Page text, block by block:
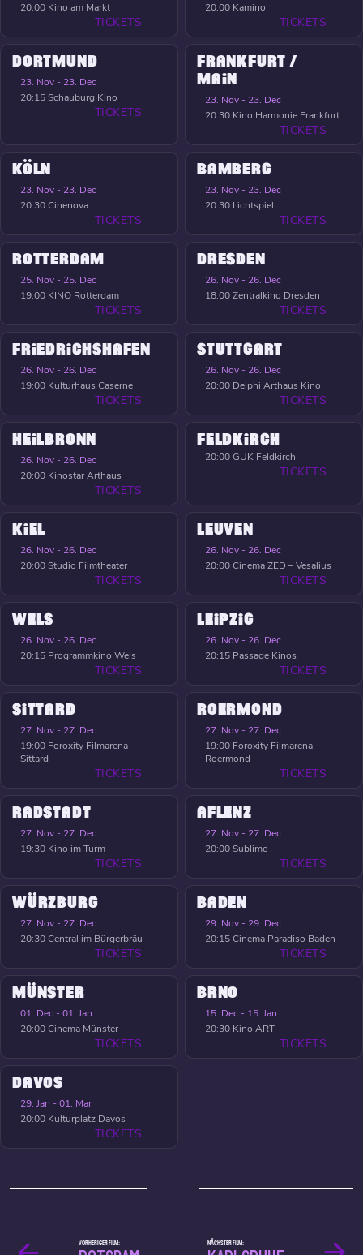
20:00 Kino am Markt
TICKETS
20:00 Kamino
TICKETS
DORTMUND
23. Nov - 23. Dec
20:15Schauburg Kino
TICKETS
FRANKFURT /
MAIN
23. Nov - 23. Dec
20:30 Kino Harmonie Frankfurt
TICKETS
KÖLN
23. Nov - 23. Dec
20:30Cinenova
TICKETS
BAMBERG
23. Nov - 23. Dec
20:30 Lichtspiel
TICKETS
ROTTERDAM
25. Nov - 25. Dec
19:00 KINO Rotterdam
TICKETS
DRESDEN
26. Nov - 26. Dec
18:00Zentralkino Dresden
TICKETS
FRIEDRICHSHAFEN
26. Nov - 26. Dec
19:00 Kulturhaus Caserne
TICKETS
STUTTGART
26. Nov - 26. Dec
20:00 Delphi Arthaus Kino
TICKETS
HEILBRONN
26. Nov - 26. Dec
20:00 Kinostar Arthaus
TICKETS
FELDKIRCH
20:00GUK Feldkirch
TICKETS
KIEL
26. Nov - 26. Dec
20:00Studio Filmtheater
TICKETS
LEUVEN
26. Nov - 26. Dec
20:00Cinema ZED – Vesalius
TICKETS
WELS
26. Nov - 26. Dec
20:15 Programmkino Wels
TICKETS
LEIPZIG
26. Nov - 26. Dec
20:15 Passage Kinos
TICKETS
SITTARD
27. Nov - 27. Dec
19:00 Foroxity Filmarena
Sittard
TICKETS
ROERMOND
27. Nov - 27. Dec
19:00 Foroxity Filmarena
Roermond
TICKETS
RADSTADT
27. Nov - 27. Dec
19:30 Kino im Turm
TICKETS
AFLENZ
27. Nov - 27. Dec
20:00Sublime
TICKETS
WÜRZBURG
27. Nov - 27. Dec
20:30Central im Bürgerbräu
TICKETS
BADEN
29. Nov - 29. Dec
20:15Cinema Paradiso Baden
TICKETS
MÜNSTER
01. Dec - 01. Jan
20:00Cinema Münster
TICKETS
BRNO
15. Dec - 15. Jan
20:30 Kino ART
TICKETS
DAVOS
29. Jan - 01. Mar
20:00 Kulturplatz Davos
TICKETS
NÄCHSTER FILM:
VORHERIGER FILM: